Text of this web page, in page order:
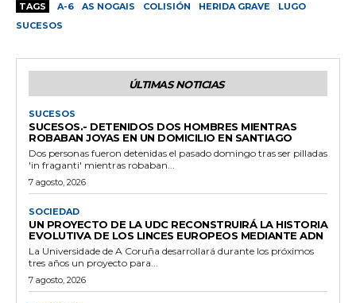
TAGS A-6 AS NOGAIS COLISIÓN HERIDA GRAVE
LUGO
SUCESOS
ÚLTIMAS NOTICIAS
SUCESOS
SUCESOS.- DETENIDOS DOS HOMBRES MIENTRAS
ROBABAN JOYAS EN UN DOMICILIO EN SANTIAGO
Dos personas fueron detenidas el pasado domingo tras ser pilladas
'in fraganti' mientras robaban...
7 agosto, 2026
SOCIEDAD
UN PROYECTO DE LA UDC RECONSTRUIRÁ LA HISTORIA
EVOLUTIVA DE LOS LINCES EUROPEOS MEDIANTE ADN
La Universidade de A Coruña desarrollará durante los próximos
tres años un proyecto para...
7 agosto, 2026